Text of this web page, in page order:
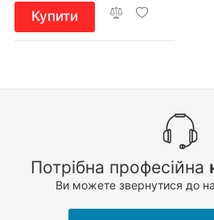
Купити
Потрібна професійна
Ви можете звернутися до